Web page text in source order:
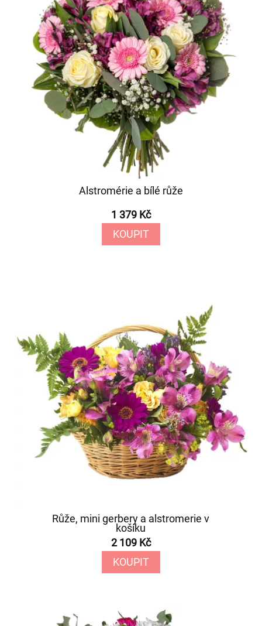
Alstromérie a bílé růže
1 379 Kč
KOUPIT
Růže, mini gerbery a alstromerie v
košíku
2 109 Kč
KOUPIT